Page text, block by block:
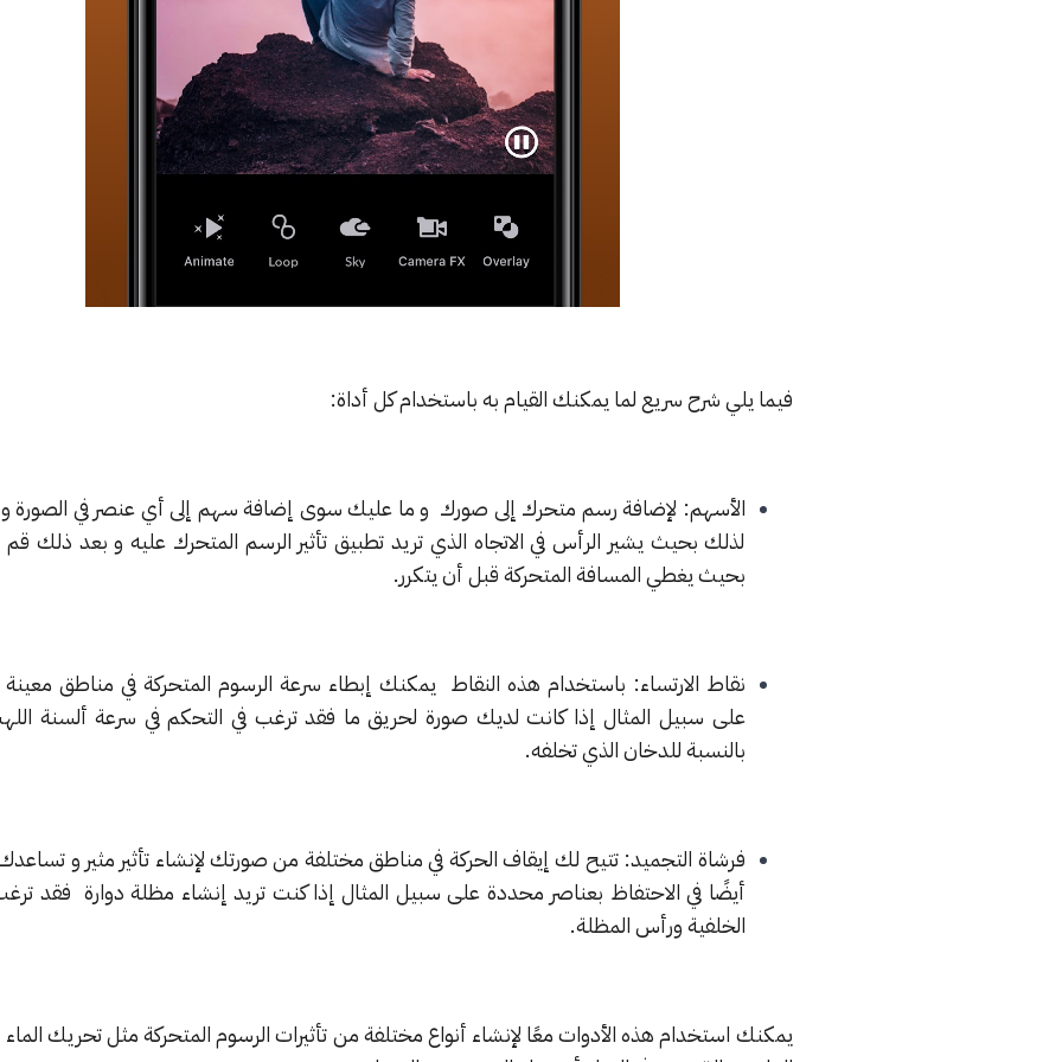
فيما يلي شرح سريع لما يمكنك القيام به باستخدام كل أداة:
الأسهم: لإضافة رسم متحرك إلى صورك و ما عليك سوى إضافة سهم إلى أي عنصر في الصورة
لذلك بحيث يشير الرأس في الاتجاه الذي تريد تطبيق تأثير الرسم المتحرك عليه و بعد ذلك
بحيث يغطي المسافة المتحركة قبل أن يتكرر.
نقاط الارتساء: باستخدام هذه النقاط يمكنك إبطاء سرعة الرسوم المتحركة في مناطق
على سبيل المثال إذا كانت لديك صورة لحريق ما فقد ترغب في التحكم في سرعة ألسنة اللهب
بالنسبة للدخان الذي تخلفه.
فرشاة التجميد: تتيح لك إيقاف الحركة في مناطق مختلفة من صورتك لإنشاء تأثير مثير و
أيضًا في الاحتفاظ بعناصر محددة على سبيل المثال إذا كنت تريد إنشاء مظلة دوارة فقد
الخلفية ورأس المظلة.
يمكنك استخدام هذه الأدوات معًا لإنشاء أنواع مختلفة من تأثيرات الرسوم المتحركة مثل تحريك الماء